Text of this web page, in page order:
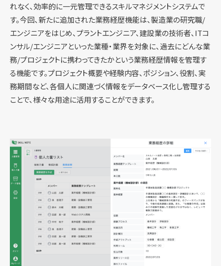
れなく、効率的に一元管理できるスキルマネジメントシステムで
す。今回、新たに追加された業務経歴機能は、製造業の研究職/
エンジニアをはじめ、プラントエンジニア、建設業の技術者、ITコ
ンサル/エンジニアといった業種・業界を対象に、過去にどんな業
務/プロジェクトに携わってきたかという業務経歴情報を管理す
る機能です。プロジェクト概要や経験内容、ポジション、役割、実
務期間など、各個人に関連づく情報をデータベース化し管理する
ことで、様々な用途に活用することができます。